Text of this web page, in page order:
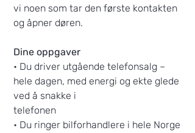
vi noen som tar den første kontakten
og åpner døren.
Dine oppgaver
• Du driver utgående telefonsalg –
hele dagen, med energi og ekte glede
ved å snakke i
telefonen
• Du ringer bilforhandlere i hele Norge